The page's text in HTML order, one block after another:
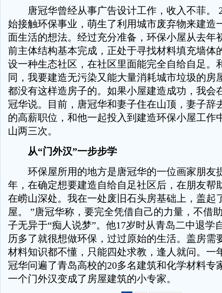
唐冠华曾经从事广告设计工作，收入不菲。
始接触环保事业，萌生了利用城市废弃物来建造
面生活的想法。经过充分准备，环保小屋从去年
前主体结构基本完成，正处于寻找材料填充墙体
设一种生态社区，在社区里面能完全自给自足。
同，我要建造无污染又能大量消耗城市垃圾的房
都没有这样造房子的。如果小屋建造成功，我会
冠华说。目前，唐冠华和妻子住在山顶，妻子辞
的高薪职位，和他一起投入到建造环保小屋工作
山两三次。
从“门外汉”一步步学
环保屋所用的地方是唐冠华的一位画家朋友
年，在确定想要建造自给自足社区后，在朋友帮
在崂山深处。我在一处废旧石头房基础上，盖起
屋。 ”唐冠华称，要完全凭借自己的力量，不借
子无异于“痴人说梦”。他17岁时从青岛二中退学
历多了就很想做环保，过过原始的生活。盖房需
材料知识都不懂，只能四处求教，逢人就问。一
冠华问遍了青岛高校的20多名建筑和化学材料专
一个门外汉变成了房屋建筑的小专家。